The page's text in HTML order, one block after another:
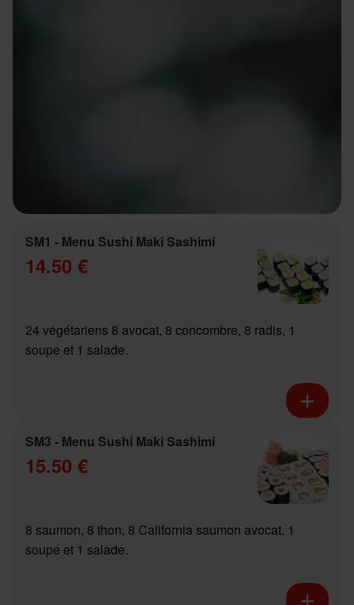
SM1 - Menu Sushi Maki Sashimi
14.50 €
24 végétariens 8 avocat, 8 concombre, 8 radis, 1
soupe et 1 salade.
SM3 - Menu Sushi Maki Sashimi
15.50 €
8 saumon, 8 thon, 8 California saumon avocat, 1
soupe et 1 salade.